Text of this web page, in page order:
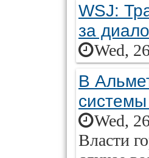
WSJ:
за
Wed,
В
Wed,
Власти